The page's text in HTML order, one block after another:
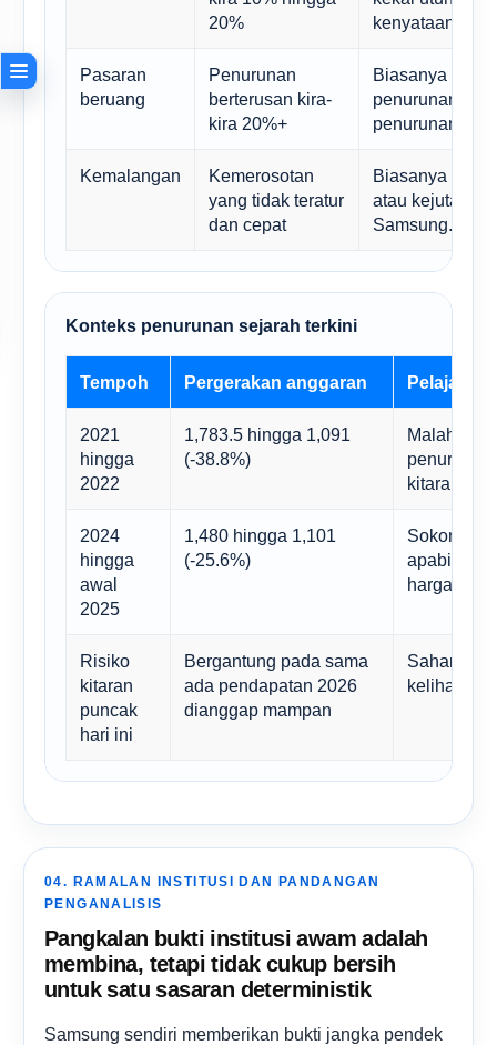
20%
kenyataan.
Pasaran
beruang
Penurunan
berterusan kira-
kira 20%+
Biasanya
penurunan
penurunan
Kemalangan
Kemerosotan
yang tidak teratur
dan cepat
Biasanya
atau kejutan
Samsung.
Konteks penurunan sejarah terkini
Tempoh Pergerakan anggaran Pelajaran
2021
hingga
2022
1,783.5 hingga 1,091
(-38.8%)
Malah
kitaran
2024
hingga
awal
2025
1,480 hingga 1,101
(-25.6%)
Sokongan
apabila
harga.
Risiko
kitaran
puncak
hari ini
Bergantung pada sama
ada pendapatan 2026
dianggap mampan
Saham
kelihatan
04. RAMALAN INSTITUSI DAN PANDANGAN
PENGANALISIS
Pangkalan bukti institusi awam adalah
membina, tetapi tidak cukup bersih
untuk satu sasaran deterministik
Samsung sendiri memberikan bukti jangka pendek